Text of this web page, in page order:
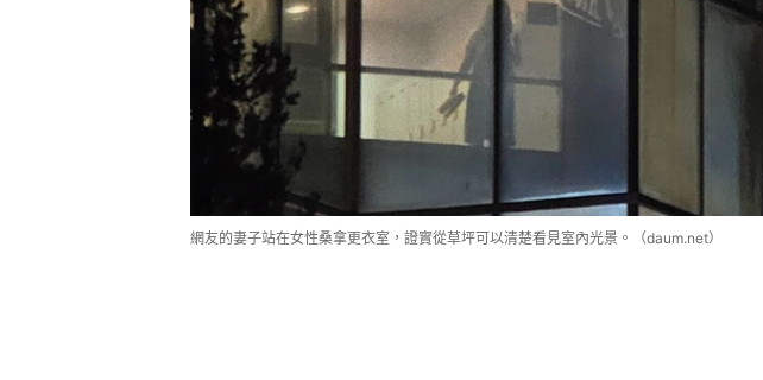
網友的妻子站在女性桑拿更衣室，證實從草坪可以清楚看見室內光景。（daum.net）